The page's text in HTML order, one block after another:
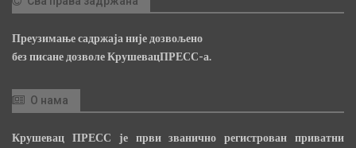
Преузимање садржаја није дозвољено
без писане дозволе КрушевацПРЕСС-а.
О нама
Крушевац ПРЕСС је први званично регистрован приватни